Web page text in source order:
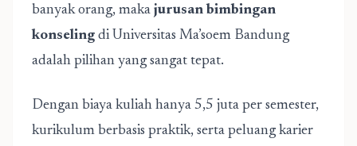
banyak orang, maka jurusan bimbingan
konseling di Universitas Ma’soem Bandung
adalah pilihan yang sangat tepat.
Dengan biaya kuliah hanya 5,5 juta per semester,
kurikulum berbasis praktik, serta peluang karier